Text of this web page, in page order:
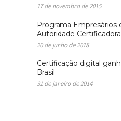
17 de novembro de 2015
Programa Empresários
Autoridade Certificadora
20 de junho de 2018
Certificação digital
Brasil
31 de janeiro de 2014